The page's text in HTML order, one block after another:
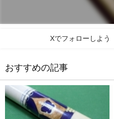
Xでフォローしよう
おすすめの記事